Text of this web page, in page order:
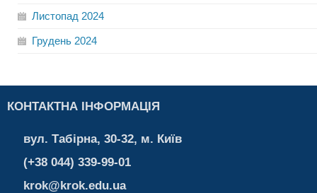
Листопад 2024
Грудень 2024
КОНТАКТНА ІНФОРМАЦІЯ
вул. Табірна, 30-32, м. Київ
(+38 044) 339-99-01
krok@krok.edu.ua